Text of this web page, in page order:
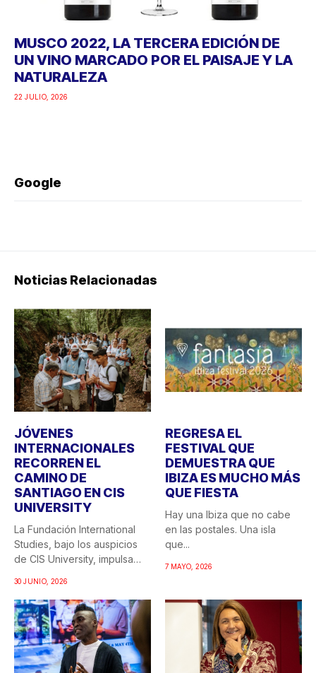
MUSCO 2022, LA TERCERA EDICIÓN DE
UN VINO MARCADO POR EL PAISAJE Y LA
NATURALEZA
22 JULIO, 2026
Google
Noticias Relacionadas
JÓVENES
INTERNACIONALES
RECORREN EL
CAMINO DE
SANTIAGO EN CIS
UNIVERSITY
La Fundación International
Studies, bajo los auspicios
de CIS University, impulsa
30 JUNIO, 2026
REGRESA EL
FESTIVAL QUE
DEMUESTRA QUE
IBIZA ES MUCHO MÁS
QUE FIESTA
Hay una Ibiza que no cabe
en las postales. Una isla
que...
7 MAYO, 2026